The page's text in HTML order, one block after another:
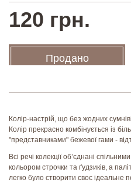
120 грн.
Продано
Колір-настрій, що без жодних
Колір прекрасно комбінується із
"представниками" бежевої гами -
Всі речі колекції об’єднані
кольором строчки та ґудзиків, а
легко було створити своє ідеальне